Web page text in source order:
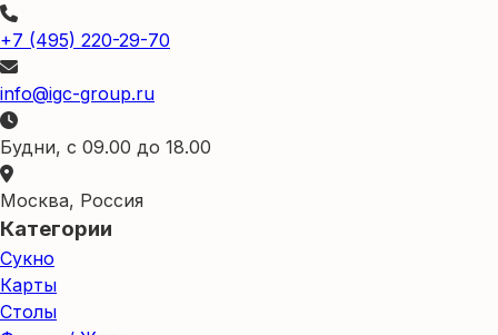
+7 (495) 220-29-70
info@igc-group.ru
Будни, с 09.00 до 18.00
Москва, Россия
Категории
Сукно
Карты
Столы